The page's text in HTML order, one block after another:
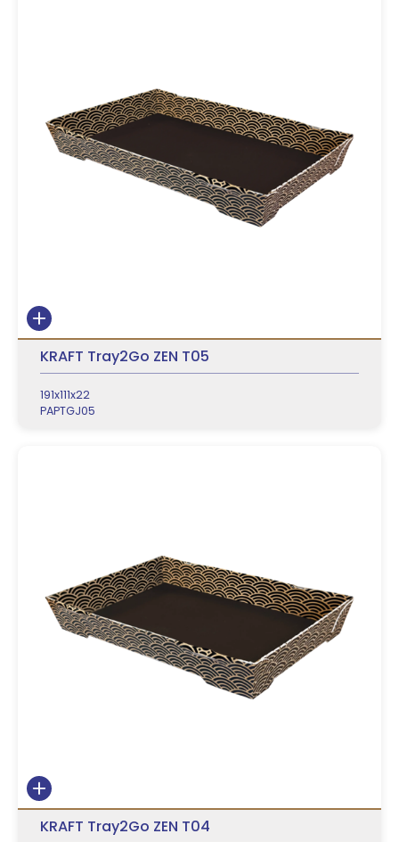
KRAFT Tray2Go ZEN T05
191x111x22
PAPTGJ05
KRAFT Tray2Go ZEN T04